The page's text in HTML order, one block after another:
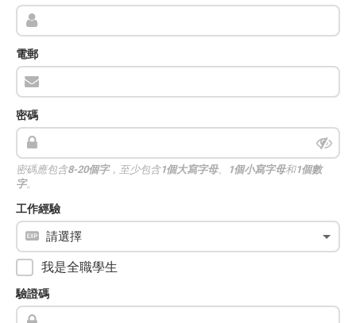
電郵
密碼
密碼應包含8-20個字，至少包含1個大寫字母、 1個小寫字母和1個數
字。
工作經驗
我是全職學生
驗證碼